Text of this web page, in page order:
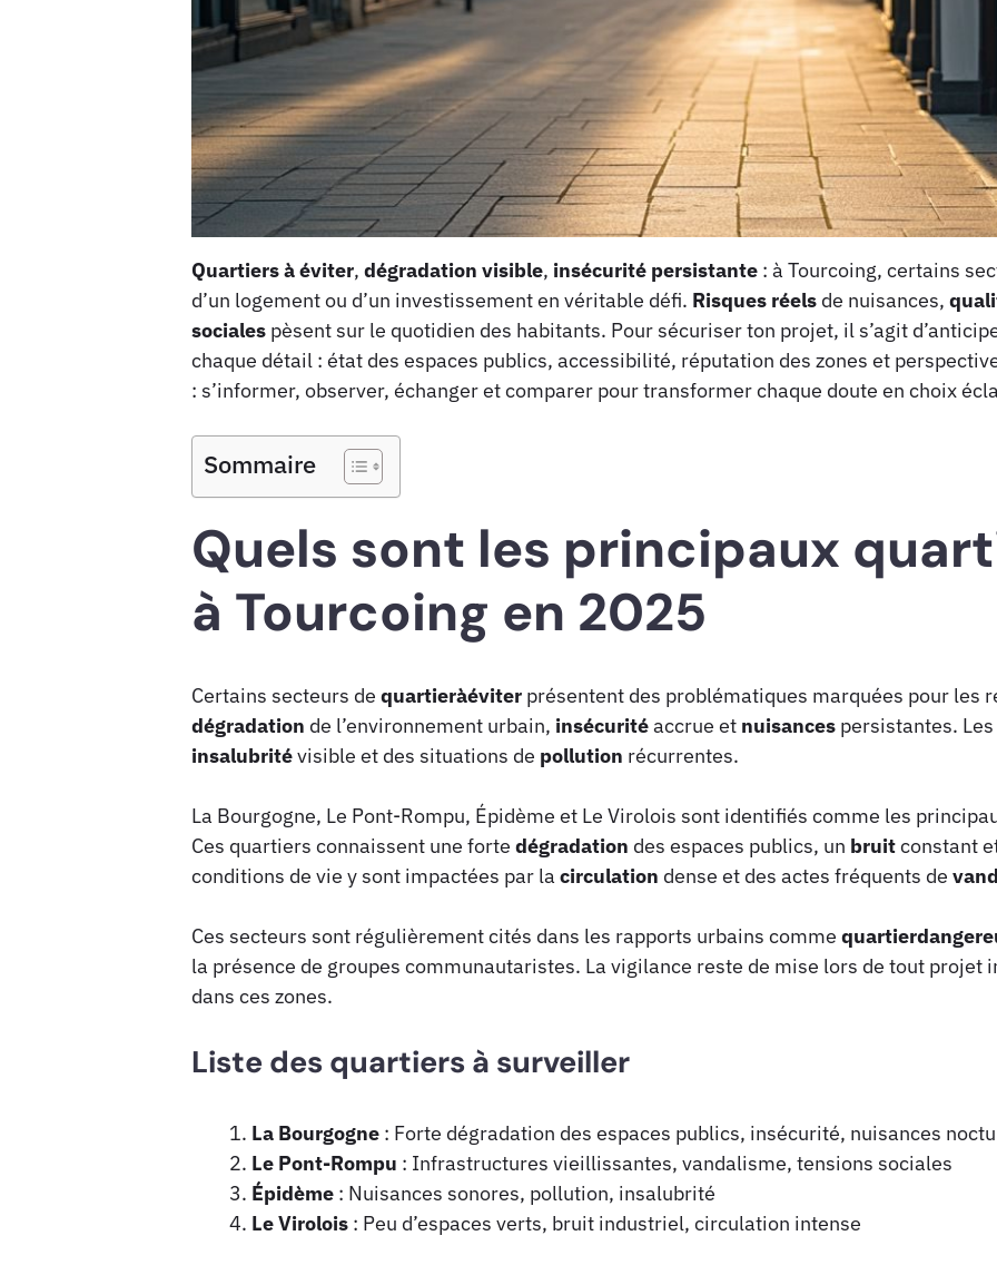
Quartiers à éviter, dégradation visible, insécurité persistante : à Tourcoing, certains
d’un logement ou d’un investissement en véritable défi. Risques réels de nuisances,
sociales pèsent sur le quotidien des habitants. Pour sécuriser ton projet, il s’agit
chaque détail : état des espaces publics, accessibilité, réputation des zones et
: s’informer, observer, échanger et comparer pour transformer chaque doute en choix
Sommaire
Quels sont les principaux
à Tourcoing en 2025
Certains secteurs de quartieràéviter présentent des problématiques marquées pour les
dégradation de l’environnement urbain, insécuritéaccrue et nuisances persistantes.
insalubritévisible et des situations de pollution récurrentes.
La Bourgogne, Le Pont-Rompu, Épidème et Le Virolois sont identifiés comme les
Ces quartiers connaissent une forte dégradation des espaces publics, un bruitconstant
conditions de vie y sont impactées par la circulation dense et des actes fréquents de
Ces secteurs sont régulièrement cités dans les rapports urbains comme
la présence de groupes communautaristes. La vigilance reste de mise lors de tout projet
dans ces zones.
Liste des quartiers à surveiller
La Bourgogne : Forte dégradation des espaces publics, insécurité, nuisances
Le Pont-Rompu : Infrastructures vieillissantes, vandalisme, tensions sociales
Épidème : Nuisances sonores, pollution, insalubrité
Le Virolois : Peu d’espaces verts, bruit industriel, circulation intense